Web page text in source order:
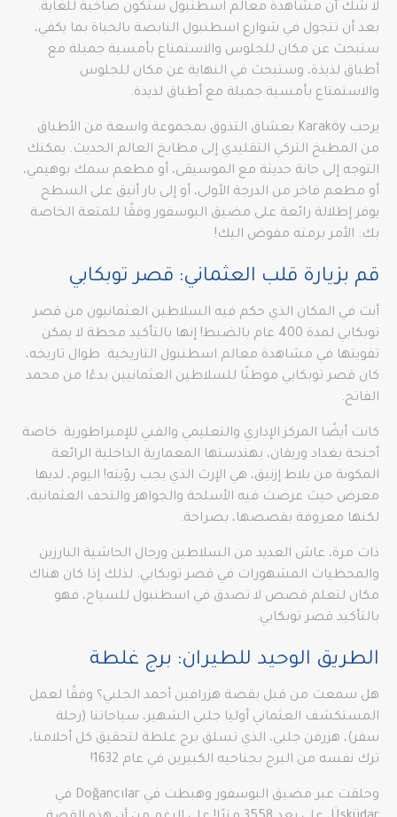
لا شك أن مشاهدة معالم اسطنبول ستكون صاخبة للغاية.
بعد أن تتجول في شوارع اسطنبول النابضة بالحياة بما يكفي،
ستبحث عن مكان للجلوس والاستمتاع بأمسية جميلة مع
أطباق لذيذة، وستبحث في النهاية عن مكان للجلوس
والاستمتاع بأمسية جميلة مع أطباق لذيذة.
يرحب Karaköy بعشاق التذوق بمجموعة واسعة من الأطباق
من المطبخ التركي التقليدي إلى مطابخ العالم الحديث. يمكنك
التوجه إلى حانة حديثة مع الموسيقى، أو مطعم سمك بوهيمي،
أو مطعم فاخر من الدرجة الأولى، أو إلى بار أنيق على السطح
يوفر إطلالة رائعة على مضيق البوسفور وفقًا للمتعة الخاصة
بك. الأمر برمته مفوض اليك!
قم بزيارة قلب العثماني: قصر توبكابي
أنت في المكان الذي حكم فيه السلاطين العثمانيون من قصر
توبكابي لمدة 400 عام بالضبط! إنها بالتأكيد محطة لا يمكن
تفويتها في مشاهدة معالم اسطنبول التاريخية. طوال تاريخه،
كان قصر توبكابي موطنًا للسلاطين العثمانيين بدءًا من محمد
الفاتح.
كانت أيضًا المركز الإداري والتعليمي والفني للإمبراطورية. خاصة
أجنحة بغداد وريفان، بهندستها المعمارية الداخلية الرائعة
المكونة من بلاط إزنيق، هي الإرث الذي يجب رؤيته! اليوم، لديها
معرض حيث عرضت فيه الأسلحة والجواهر والتحف العثمانية،
لكنها معروفة بقصصها، بصراحة.
ذات مرة، عاش العديد من السلاطين ورجال الحاشية البارزين
والمحظيات المشهورات في قصر توبكابي. لذلك إذا كان هناك
مكان لتعلم قصص لا تصدق في اسطنبول للسياح، فهو
بالتأكيد قصر توبكابي.
الطريق الوحيد للطيران: برج غلطة
هل سمعت من قبل بقصة هزرافين أحمد الجلبي؟ وفقًا لعمل
المستكشف العثماني أوليا جلبي الشهير، سياحاتنا (رحلة
سفر)، هزرفن جلبي، الذي تسلق برج غلطة لتحقيق كل أحلامنا،
ترك نفسه من البرج بجناحيه الكبيرين في عام 1632!
وحلقت عبر مضيق البوسفور وهبطت في Doğancılar في